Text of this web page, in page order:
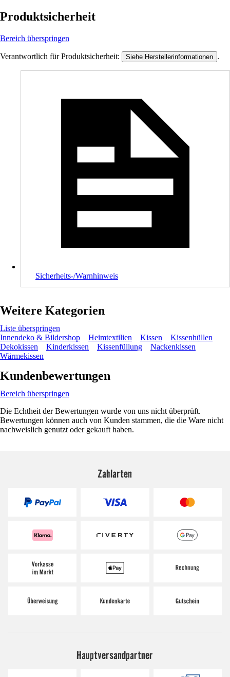
Produktsicherheit
Bereich überspringen
Verantwortlich für Produktsicherheit: Siehe Herstellerinformationen .
Sicherheits-/Warnhinweis
Weitere Kategorien
Liste überspringen
Innendeko & Bildershop
Heimtextilien Kissen
Kissenhüllen
Dekokissen
Kinderkissen Kissenfüllung
Nackenkissen
Wärmekissen
Kundenbewertungen
Bereich überspringen
Die Echtheit der Bewertungen wurde von uns nicht überprüft.
Bewertungen können auch von Kunden stammen, die die Ware nicht
nachweislich genutzt oder gekauft haben.
Zahlarten
Hauptversandpartner